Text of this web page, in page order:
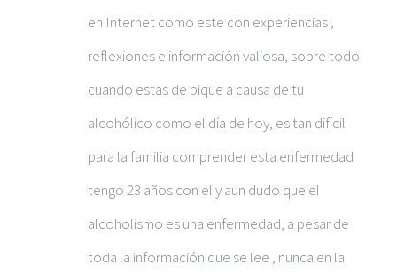
en Internet como este con experiencias ,
reflexiones e información valiosa, sobre todo
cuando estas de pique a causa de tu
alcohólico como el día de hoy, es tan difícil
para la familia comprender esta enfermedad
tengo 23 años con el y aun dudo que el
alcoholismo es una enfermedad, a pesar de
toda la información que se lee , nunca en la